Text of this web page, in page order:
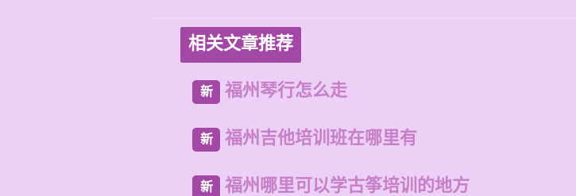
相关文章推荐
新 福州琴行怎么走
新 福州吉他培训班在哪里有
新 福州哪里可以学古筝培训的地方